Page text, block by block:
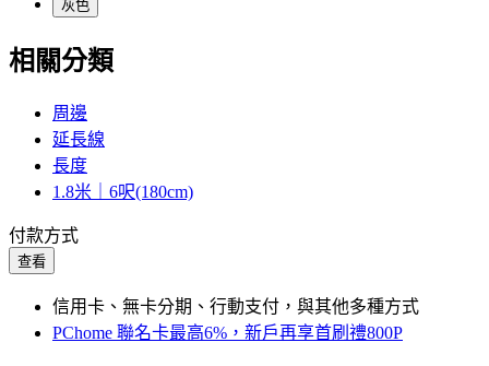
灰色
相關分類
周邊
延長線
長度
1.8米｜6呎(180cm)
付款方式
查看
信用卡、無卡分期、行動支付，與其他多種方式
PChome 聯名卡最高6%，新戶再享首刷禮800P